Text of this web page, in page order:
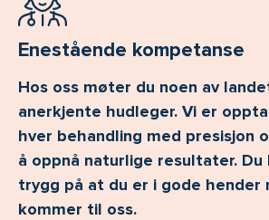
Enestående kompetanse
Hos oss møter du noen av
anerkjente hudleger. Vi er
hver behandling med presisjon
å oppnå naturlige resultater.
trygg på at du er i gode hender
kommer til oss.